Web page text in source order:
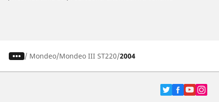
/ Mondeo Mondeo III ST220 2004